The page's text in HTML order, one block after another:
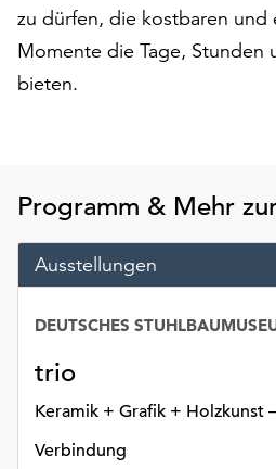
Ende
der
Seite
zur
Funktionale
Cookies
auch
Ihr
Einverständnis
ausgeführt.
zu dürfen, die kostbaren und
Momente die Tage, Stunden
bieten.
Programm & Mehr
Ausstellungen
trio
Keramik + Grafik + Holzkunst
Verbindung